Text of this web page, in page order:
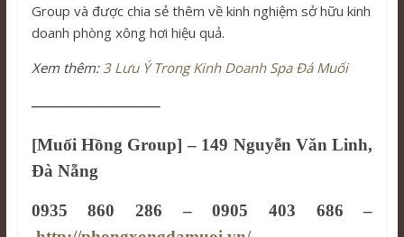
Group và được chia sẻ thêm về kinh nghiệm sở hữu kinh
doanh phòng xông hơi hiệu quả.
Xem thêm: 3 Lưu Ý Trong Kinh Doanh Spa Đá Muối
———————–
[Muối Hồng Group] – 149 Nguyễn Văn Linh,
Đà Nẵng
0935 860 286 – 0905 403 686 –